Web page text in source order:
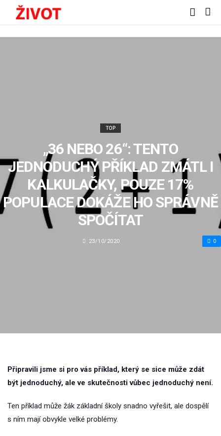
TOP
„36 NEBO 26“: TENTO
JEDNODUCHÝ PŘÍKLAD ZMÁTL I
KALKULAČKY, POUZE 17%
POPULACE DOKÁŽE HO SPRÁVNĚ
SPOČÍTAT
23/10/2020 0
Připravili jsme si pro vás příklad, který se sice může zdát
být jednoduchý, ale ve skutečnosti vůbec jednoduchý není.
Ten příklad může žák základní školy snadno vyřešit, ale dospělí
s ním mají obvykle velké problémy.